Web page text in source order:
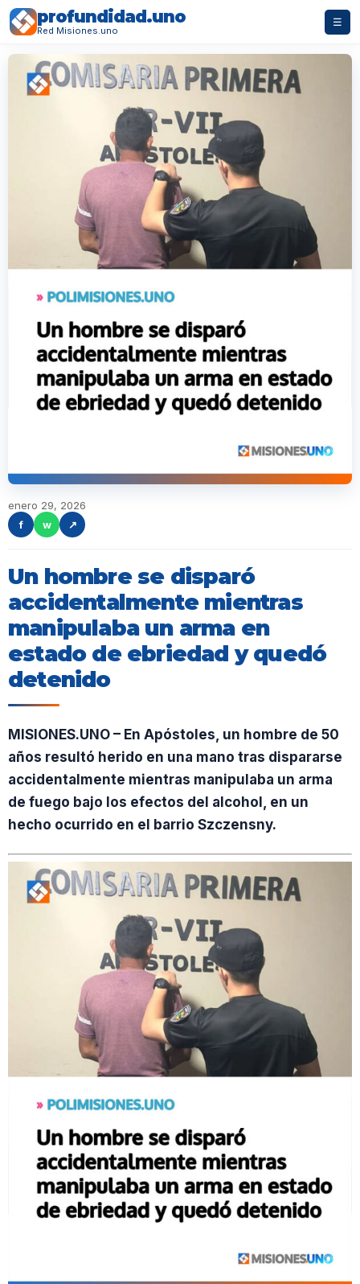
profundidad.uno
Red Misiones.uno
☰
enero 29, 2026
f
w ↗
Un hombre se disparó
accidentalmente mientras
manipulaba un arma en
estado de ebriedad y quedó
detenido
MISIONES.UNO – En Apóstoles, un hombre de 50
años resultó herido en una mano tras dispararse
accidentalmente mientras manipulaba un arma
de fuego bajo los efectos del alcohol, en un
hecho ocurrido en el barrio Szczensny.